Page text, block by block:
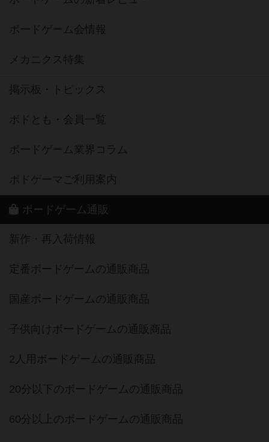
ボードゲーム会情報
メカニクス特集
掲示板・トピックス
ボドとも・会員一覧
ボードゲーム業界コラム
ボドゲーマご利用案内
ボードゲーム通販
新作・再入荷情報
定番ボードゲームの通販商品
国産ボードゲームの通販商品
子供向けボードゲームの通販商品
2人用ボードゲームの通販商品
20分以下のボードゲームの通販商品
60分以上のボードゲームの通販商品